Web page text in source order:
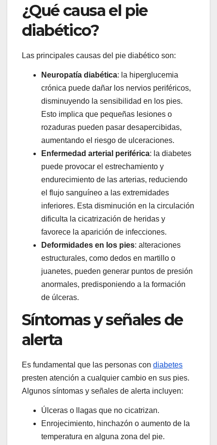
¿Qué causa el pie
diabético?
Las principales causas del pie diabético son:
Neuropatía diabética: la hiperglucemia
crónica puede dañar los nervios periféricos,
disminuyendo la sensibilidad en los pies.
Esto implica que pequeñas lesiones o
rozaduras pueden pasar desapercibidas,
aumentando el riesgo de ulceraciones.
Enfermedad arterial periférica: la diabetes
puede provocar el estrechamiento y
endurecimiento de las arterias, reduciendo
el flujo sanguíneo a las extremidades
inferiores. Esta disminución en la circulación
dificulta la cicatrización de heridas y
favorece la aparición de infecciones.
Deformidades en los pies: alteraciones
estructurales, como dedos en martillo o
juanetes, pueden generar puntos de presión
anormales, predisponiendo a la formación
de úlceras.
Síntomas y señales de
alerta
Es fundamental que las personas con diabetes
presten atención a cualquier cambio en sus pies.
Algunos síntomas y señales de alerta incluyen:
Úlceras o llagas que no cicatrizan.
Enrojecimiento, hinchazón o aumento de la
temperatura en alguna zona del pie.